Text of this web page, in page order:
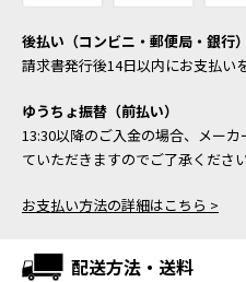
後払い（コンビニ・郵便局・銀行）
請求書発行後14日以内にお支払い
ゆうちょ振替（前払い）
13:30以降のご入金の場合、メー
ていただきますのでご了承ください
お支払い方法の詳細はこちら >
配送方法・送料